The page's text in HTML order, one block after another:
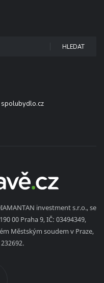
HLEDAT
spolubydlo.cz
investment s.r.o., se
00 Praha 9, IČ: 03494349,
Městským soudem v Praze,